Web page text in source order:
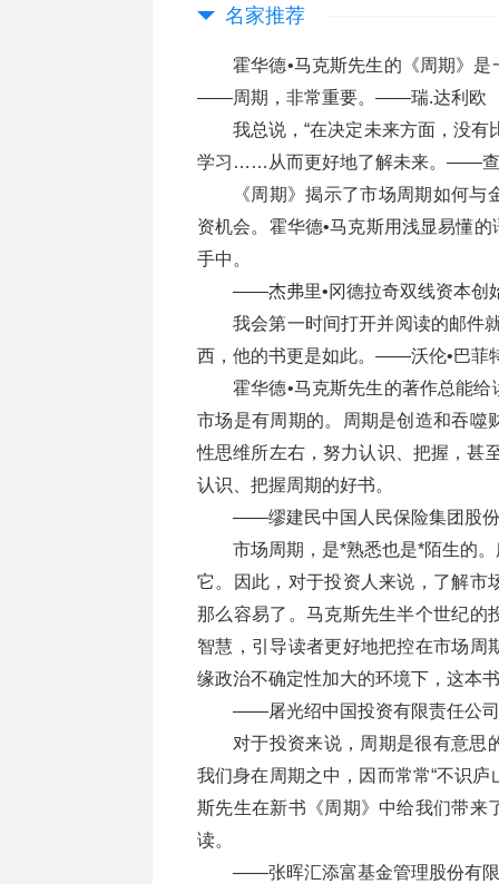
名家推荐
霍华德•马克斯先生的《周期》
——周期，非常重要。——瑞.达利欧
我总说，“在决定未来方面，没
学习……从而更好地了解未来。——查
《周期》揭示了市场周期如何
资机会。霍华德•马克斯用浅显易懂
手中。
——杰弗里•冈德拉奇双线资本创
我会第一时间打开并阅读的邮件
西，他的书更是如此。——沃伦•巴菲
霍华德•马克斯先生的著作总能
市场是有周期的。周期是创造和吞噬
性思维所左右，努力认识、把握，甚
认识、把握周期的好书。
——缪建民中国人民保险集团股
市场周期，是*熟悉也是*陌生的
它。因此，对于投资人来说，了解市
那么容易了。马克斯先生半个世纪的
智慧，引导读者更好地把控在市场周
缘政治不确定性加大的环境下，这本
——屠光绍中国投资有限责任公
对于投资来说，周期是很有意思
我们身在周期之中，因而常常“不识
斯先生在新书《周期》中给我们带来
读。
——张晖汇添富基金管理股份有